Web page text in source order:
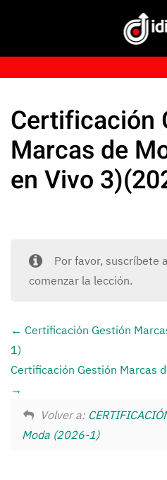
Certificación
Marcas de
en Vivo
Por favor, suscríbete a
comenzar la lección.
Certificación Gestión
1)
Certificación Gestión Marcas
Volver a:
Moda (2026-1)